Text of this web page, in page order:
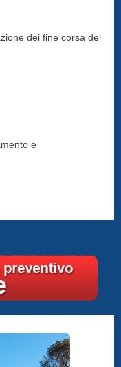
dei fine corsa dei
e